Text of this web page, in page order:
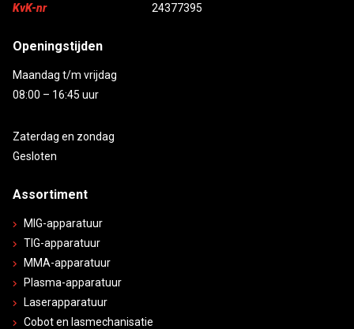
KvK-nr
24377395
Openingstijden
Maandag t/m vrijdag
08:00 – 16:45 uur
Zaterdag en zondag
Gesloten
Assortiment
MIG-apparatuur
TIG-apparatuur
MMA-apparatuur
Plasma-apparatuur
Laserapparatuur
Cobot en lasmechanisatie